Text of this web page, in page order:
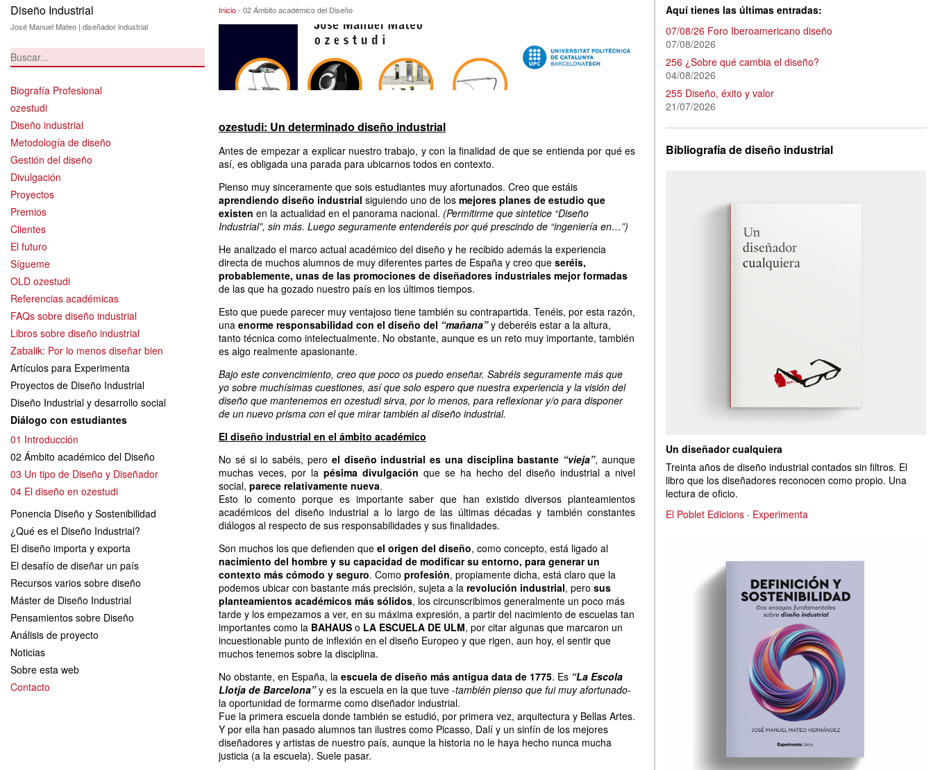
Diseño Industrial
José Manuel Mateo | diseñador industrial
Biografía Profesional
ozestudi
Diseño industrial
Metodología de diseño
Gestión del diseño
Divulgación
Proyectos
Premios
Clientes
El futuro
Sígueme
OLD ozestudi
Referencias académicas
FAQs sobre diseño industrial
Libros sobre diseño industrial
Zabalik: Por lo menos diseñar bien
Artículos para Experimenta
Proyectos de Diseño Industrial
Diseño Industrial y desarrollo social
Diálogo con estudiantes
01 Introducción
02 Ámbito académico del Diseño
03 Un tipo de Diseño y Diseñador
04 El diseño en ozestudi
Ponencia Diseño y Sostenibilidad
¿Qué es el Diseño Industrial?
El diseño importa y exporta
El desafío de diseñar un país
Recursos varios sobre diseño
Máster de Diseño Industrial
Pensamientos sobre Diseño
Análisis de proyecto
Noticias
Sobre esta web
Contacto
02 Ámbito académico del Diseño
Inicio- 02 Ámbito académico del Diseño
ozestudi: Un determinado diseño industrial
Antes de empezar a explicar nuestro trabajo, y con la finalidad de que se entienda por qué es
así, es obligada una parada para ubicarnos todos en contexto.
Pienso muy sinceramente que sois estudiantes muy afortunados. Creo que estáis
aprendiendo diseño industrial siguiendo uno de los mejores planes de estudio que
existen en la actualidad en el panorama nacional. (Permitirme que sintetice “Diseño
Industrial”, sin más. Luego seguramente entenderéis por qué prescindo de “ingeniería en…”)
He analizado el marco actual académico del diseño y he recibido además la experiencia
directa de muchos alumnos de muy diferentes partes de España y creo que seréis,
probablemente, unas de las promociones de diseñadores industriales mejor formadas
de las que ha gozado nuestro país en los últimos tiempos.
Esto que puede parecer muy ventajoso tiene también su contrapartida. Tenéis, por esta razón,
una enorme responsabilidad con el diseño del “mañana”y deberéis estar a la altura,
tanto técnica como intelectualmente. No obstante, aunque es un reto muy importante, también
es algo realmente apasionante.
Bajo este convencimiento, creo que poco os puedo enseñar. Sabréis seguramente más que
yo sobre muchísimas cuestiones, así que solo espero que nuestra experiencia y la visión del
diseño que mantenemos en ozestudi sirva, por lo menos, para reflexionar y/o para disponer
de un nuevo prisma con el que mirar también al diseño industrial.
El diseño industrial en el ámbito académico
No sé si lo sabéis, pero el diseño industrial es una disciplina bastante “vieja”, aunque
muchas veces, por la pésima divulgación que se ha hecho del diseño industrial a nivel
social, parece relativamente nueva.
Esto lo comento porque es importante saber que han existido diversos planteamientos
académicos del diseño industrial a lo largo de las últimas décadas y también constantes
diálogos al respecto de sus responsabilidades y sus finalidades.
Son muchos los que defienden que el origen del diseño, como concepto, está ligado al
nacimiento del hombre y su capacidad de modificar su entorno, para generar un
contexto más cómodo y seguro. Como profesión, propiamente dicha, está claro que la
podemos ubicar con bastante más precisión, sujeta a la revolución industrial, pero sus
planteamientos académicos más sólidos, los circunscribimos generalmente un poco más
tarde y los empezamos a ver, en su máxima expresión, a partir del nacimiento de escuelas tan
importantes como la BAHAUS o LA ESCUELA DE ULM, por citar algunas que marcaron un
incuestionable punto de inflexión en el diseño Europeo y que rigen, aun hoy, el sentir que
muchos tenemos sobre la disciplina.
No obstante, en España, la escuela de diseño más antigua data de 1775. Es “La Escola
Llotja de Barcelona”y es la escuela en la que tuve -también pienso que fui muy afortunado-
la oportunidad de formarme como diseñador industrial.
Fue la primera escuela donde también se estudió, por primera vez, arquitectura y Bellas Artes.
Y por ella han pasado alumnos tan ilustres como Picasso, Dalí y un sinfín de los mejores
diseñadores y artistas de nuestro país, aunque la historia no le haya hecho nunca mucha
justicia (a la escuela). Suele pasar.
Aquí tienes las últimas entradas:
07/08/26 Foro Iberoamericano diseño
07/08/2026
256 ¿Sobre qué cambia el diseño?
04/08/2026
255 Diseño, éxito y valor
21/07/2026
Bibliografía de diseño industrial
Un diseñador cualquiera
Treinta años de diseño industrial contados sin filtros. El
libro que los diseñadores reconocen como propio. Una
lectura de oficio.
El Poblet Edicions · Experimenta